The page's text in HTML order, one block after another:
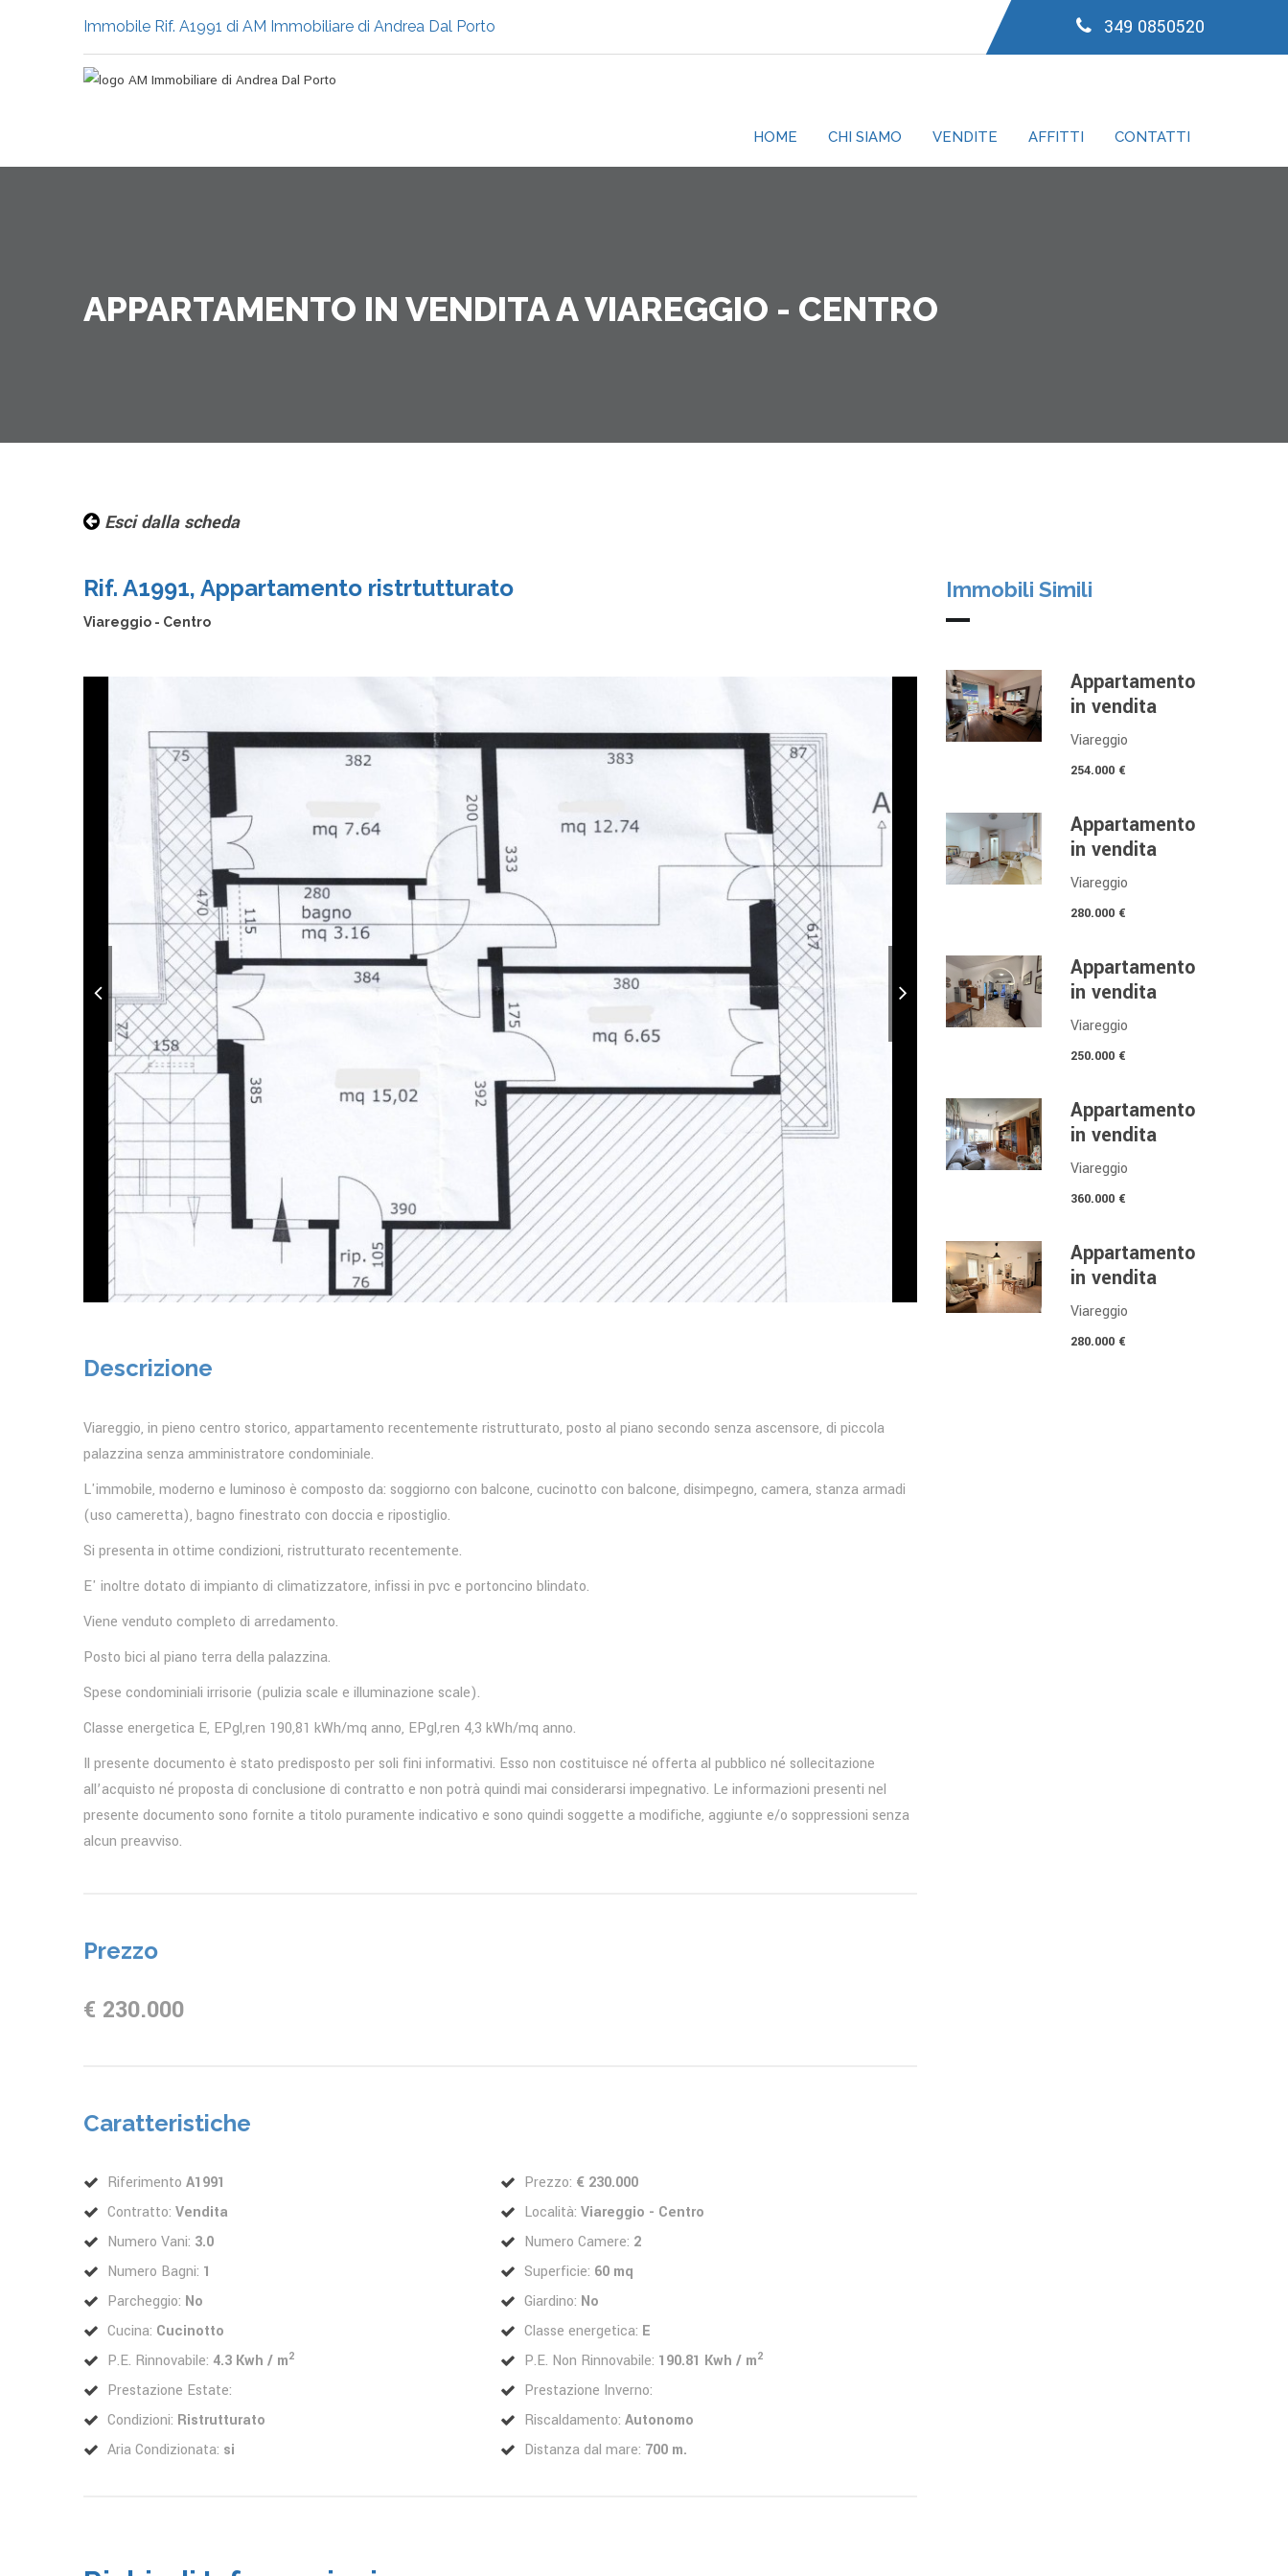
Immobile Rif. A1991 di AM Immobiliare di Andrea Dal Porto 349 0850520
HOME CHI SIAMO VENDITE AFFITTI CONTATTI
APPARTAMENTO IN VENDITA A VIAREGGIO - CENTRO
Esci dalla scheda
Rif. A1991, Appartamento ristrtutturato
Viareggio - Centro
Descrizione
Viareggio, in pieno centro storico, appartamento recentemente ristrutturato, posto al piano secondo senza ascensore, di piccola
palazzina senza amministratore condominiale.
L'immobile, moderno e luminoso è composto da: soggiorno con balcone, cucinotto con balcone, disimpegno, camera, stanza armadi
(uso cameretta), bagno finestrato con doccia e ripostiglio.
Si presenta in ottime condizioni, ristrutturato recentemente.
E' inoltre dotato di impianto di climatizzatore, infissi in pvc e portoncino blindato.
Viene venduto completo di arredamento.
Posto bici al piano terra della palazzina.
Spese condominiali irrisorie (pulizia scale e illuminazione scale).
Classe energetica E, EPgl,ren 190,81 kWh/mq anno, EPgl,ren 4,3 kWh/mq anno.
Il presente documento è stato predisposto per soli fini informativi. Esso non costituisce né offerta al pubblico né sollecitazione
all’acquisto né proposta di conclusione di contratto e non potrà quindi mai considerarsi impegnativo. Le informazioni presenti nel
presente documento sono fornite a titolo puramente indicativo e sono quindi soggette a modifiche, aggiunte e/o soppressioni senza
alcun preavviso.
Prezzo
€ 230.000
Caratteristiche
Riferimento A1991 Prezzo: € 230.000
Contratto: Vendita Località: Viareggio - Centro
Numero Vani: 3.0 Numero Camere: 2
Numero Bagni: 1 Superficie: 60 mq
Parcheggio: No Giardino: No
Cucina: Cucinotto Classe energetica: E
P.E. Rinnovabile: 4.3 Kwh / m2 P.E. Non Rinnovabile: 190.81 Kwh / m2
Prestazione Estate:
Prestazione Inverno:
Condizioni: Ristrutturato Riscaldamento: Autonomo
Aria Condizionata: si Distanza dal mare: 700 m.
Immobili Simili
Appartamento
in vendita
Viareggio
254.000 €
Appartamento
in vendita
Viareggio
280.000 €
Appartamento
in vendita
Viareggio
250.000 €
Appartamento
in vendita
Viareggio
360.000 €
Appartamento
in vendita
Viareggio
280.000 €